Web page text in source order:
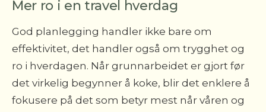
Mer ro i en travel hverdag
God planlegging handler ikke bare om
effektivitet, det handler også om trygghet og
ro i hverdagen. Når grunnarbeidet er gjort før
det virkelig begynner å koke, blir det enklere å
fokusere på det som betyr mest når våren og